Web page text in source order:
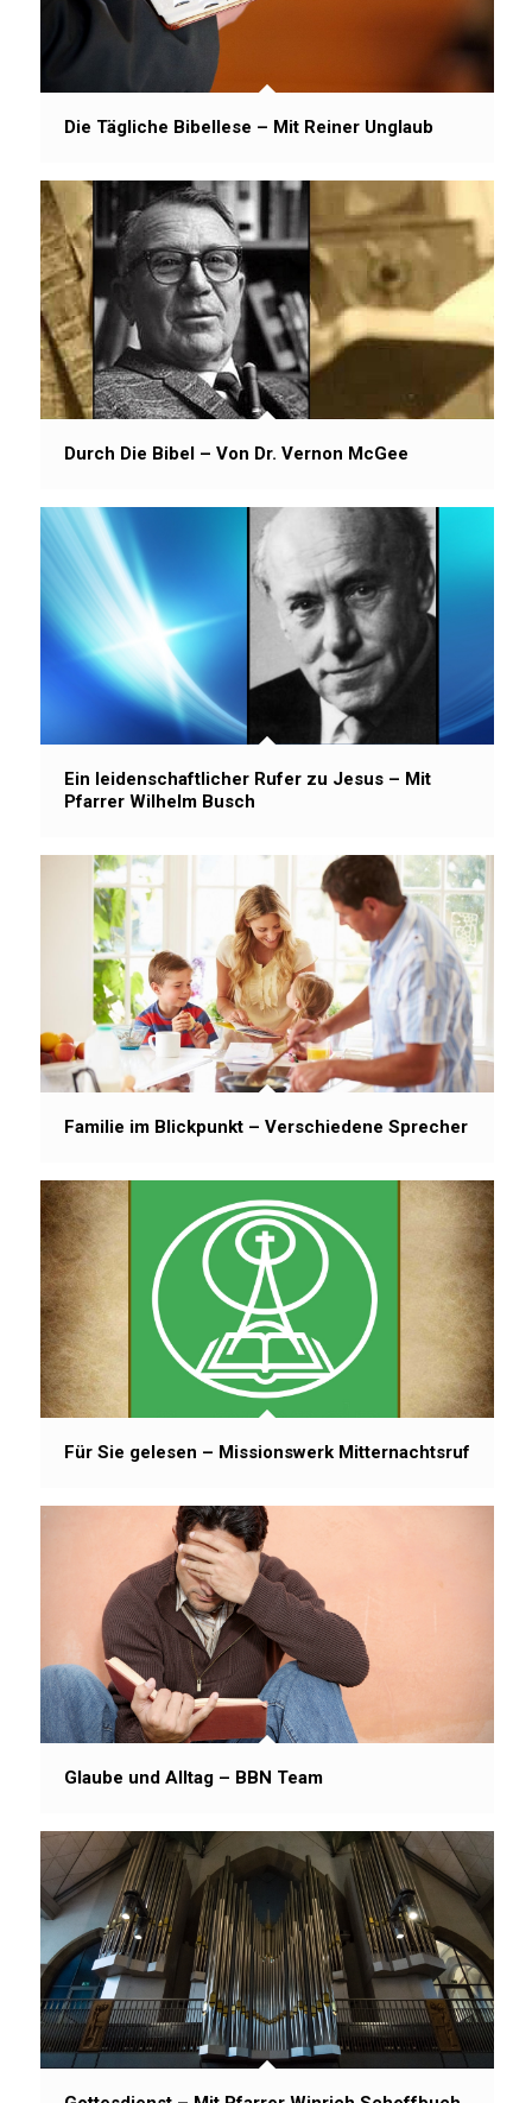
Die Tägliche Bibellese – Mit Reiner Unglaub
Durch Die Bibel – Von Dr. Vernon McGee
Ein leidenschaftlicher Rufer zu Jesus – Mit
Pfarrer Wilhelm Busch
Familie im Blickpunkt – Verschiedene Sprecher
Für Sie gelesen – Missionswerk Mitternachtsruf
Glaube und Alltag – BBN Team